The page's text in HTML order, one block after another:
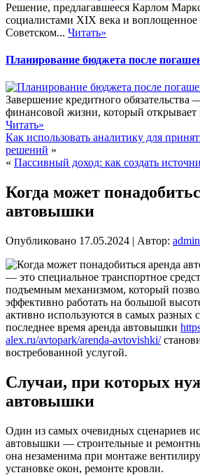
Решение, предлагавшееся Карлом
социалистами XIX века и воплощенное
Советском... Читать»
Планирование бюджета после
Завершение кредитного
финансовой жизни, который
Читать»
Как использовать аналитику для
решений »
« Пассивный доход: как создать
Когда может
автовышки
Опубликовано 17.05.2024 | Автор: admin
— это специальное транспортное
подъемным механизмом, который
эффективно работать на большой
активно используются в самых разных
последнее время аренда автовышки
alex.ru/avtopark/arenda-avtovishki/
востребованной услугой.
Случаи, при которых
автовышки
Один из самых очевидных сценариев
автовышки — строительные и
она незаменима при монтаже
установке окон, ремонте кровли.